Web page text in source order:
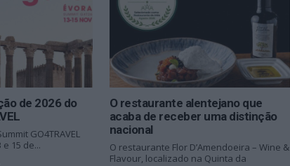
de 2026 do
GO4TRAVEL
15 de...
O restaurante alentejano que
acaba de receber uma distinção
nacional
O restaurante Flor D’Amendoeira – Wine &
Flavour, localizado na Quinta da